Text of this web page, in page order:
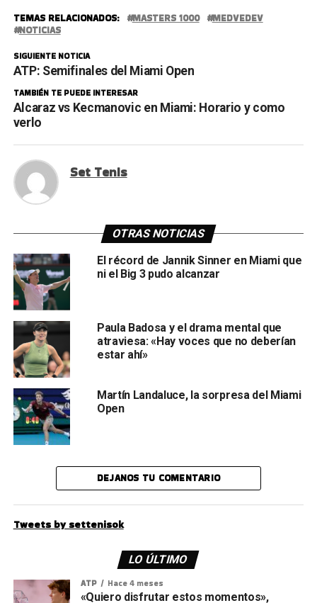
TEMAS RELACIONADOS: MASTERS 1000
MEDVEDEV
NOTICIAS
SIGUIENTE NOTICIA
ATP: Semifinales del Miami Open
TAMBIÉN TE PUEDE INTERESAR
Alcaraz vs Kecmanovic en Miami: Horario y como
verlo
Set Tenis
OTRAS NOTICIAS
El récord de Jannik Sinner en Miami que
ni el Big 3 pudo alcanzar
Paula Badosa y el drama mental que
atraviesa: «Hay voces que no deberían
estar ahí»
Martín Landaluce, la sorpresa del Miami
Open
DEJANOS TU COMENTARIO
Tweets by settenisok
LO ÚLTIMO
ATP Hace 4 meses
«Quiero disfrutar estos momentos»,